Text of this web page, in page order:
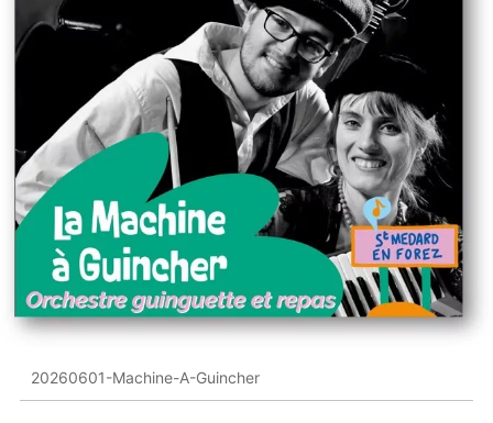
20260601-Machine-A-Guincher